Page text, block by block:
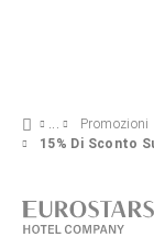
Promozioni
15% Di Sconto